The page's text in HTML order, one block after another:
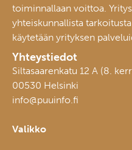
toiminnallaan voittoa.
yhteiskunnallista
käytetään yrityksen
Yhteystiedot
Siltasaarenkatu 12 A (8.
00530 Helsinki
info@puuinfo.fi
Valikko